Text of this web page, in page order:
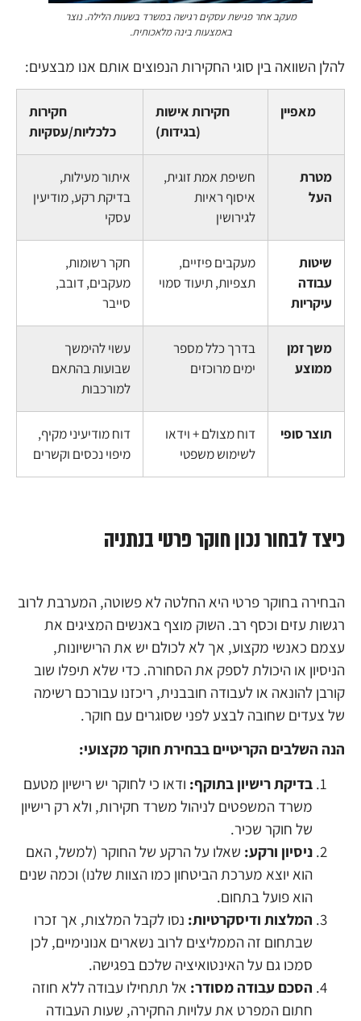
מעקב אחר פגישת עסקים רגישה במשרד בשעות הלילה.
להלן השוואה בין סוגי החקירות הנפוצים אותם אנו מבצעים:
מאפיין
חקירות אישות
(בגידות)
חקירות
כלכליות/עסקיות
מטרת
העל
חשיפת אמת זוגית,
איסוף ראיות
לגירושין
איתור מעילות,
בדיקת רקע, מודיעין
עסקי
שיטות
עבודה
עיקריות
מעקבים פיזיים,
תצפיות, תיעוד סמוי
חקר רשומות,
מעקבים, דובב,
סייבר
משך זמן
ממוצע
בדרך כלל מספר
ימים מרוכזים
עשוי להימשך
שבועות בהתאם
למורכבות
תוצר סופי
דוח מצולם + וידאו
לשימוש משפטי
דוח מודיעיני מקיף,
מיפוי נכסים וקשרים
כיצד לבחור נכון חוקר פרטי בנתניה
הבחירה בחוקר פרטי היא החלטה לא פשוטה, המערבת לרוב
רגשות עזים וכסף רב. השוק מוצף באנשים המציגים את
עצמם כאנשי מקצוע, אך לא לכולם יש את הרישיונות,
הניסיון או היכולת לספק את הסחורה. כדי שלא תיפלו שוב
קורבן להונאה או לעבודה חובבנית, ריכזנו עבורכם רשימה
של צעדים שחובה לבצע לפני שסוגרים עם חוקר.
הנה השלבים הקריטיים בבחירת חוקר מקצועי:
בדיקת רישיון בתוקף: ודאו כי לחוקר יש רישיון מטעם
משרד המשפטים לניהול משרד חקירות, ולא רק רישיון
של חוקר שכיר.
ניסיון ורקע: שאלו על הרקע של החוקר (למשל, האם
הוא יוצא מערכת הביטחון כמו הצוות שלנו) וכמה שנים
הוא פועל בתחום.
המלצות ודיסקרטיות: נסו לקבל המלצות, אך זכרו
שבתחום זה הממליצים לרוב נשארים אנונימיים, לכן
סמכו גם על האינטואיציה שלכם בפגישה.
הסכם עבודה מסודר: אל תתחילו עבודה ללא חוזה
חתום המפרט את עלויות החקירה, שעות העבודה